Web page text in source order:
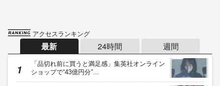
アクセスランキング
最新 24時間 週間
「品切れ前に買うと満足感」集英社オンライン
ショップで“43億円分”…